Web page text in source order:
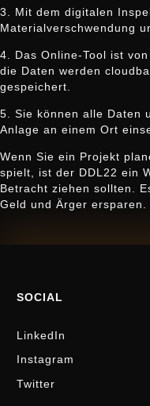
3. Mit dem digitalen
Materialverschwendung
4. Das Online-Tool ist
die Daten werden
gespeichert.
5. Sie können alle Daten
Anlage an einem Ort
Wenn Sie ein Projekt
spielt, ist der DDL22 ein
Betracht ziehen sollten.
Geld und Ärger ersparen.
SOCIAL
LinkedIn
Instagram
Twitter